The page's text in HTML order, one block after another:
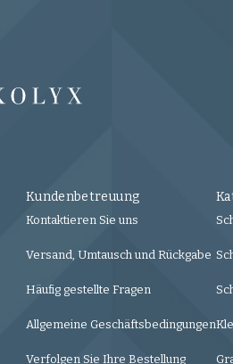
Kundenbetreuung
Kontaktieren Sie uns
Versand, Umtausch und Rückgabe
Häufig gestellte Fragen
Allgemeine Geschäftsbedingungen
Verfolgen Sie Ihre Bestellung